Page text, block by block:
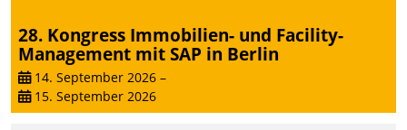
28. Kongress Immobilien- und Facility-
Management mit SAP in Berlin
14. September 2026 –
15. September 2026